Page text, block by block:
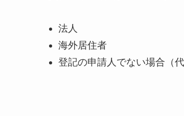
法人
海外居住者
登記の申請人でない場合（